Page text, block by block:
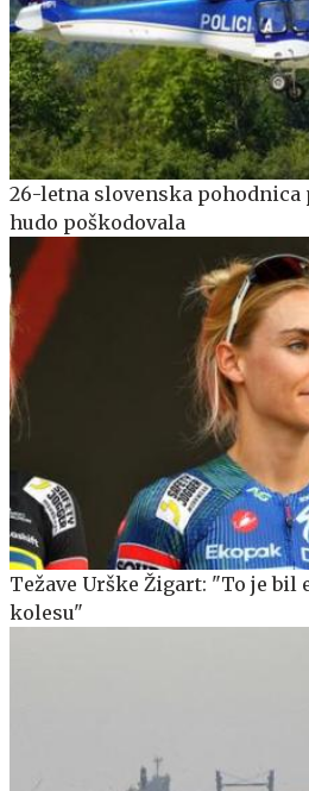
26-letna slovenska pohodnica
hudo poškodovala
Težave Urške Žigart: "To je bil
kolesu"